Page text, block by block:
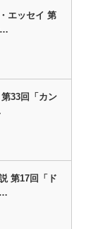
エッセイ 第
…
33回「カン
第17回「ド
…